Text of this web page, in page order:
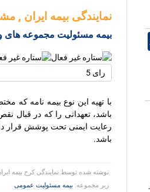
نمایندگی بیمه ایران ,
بیمه مسئولیت مجموعه
لطفا
رای
با تهیه این نوع بیمه نامه
باشد، تعهداتی را که در قبال
رعایت ایمنی تحت پوشش قرار
باشد.
نوشته شده توسط نمایندگی کرج بیمه ایران کد
زیر مجموعه: بیمه مسئولیت عمومی